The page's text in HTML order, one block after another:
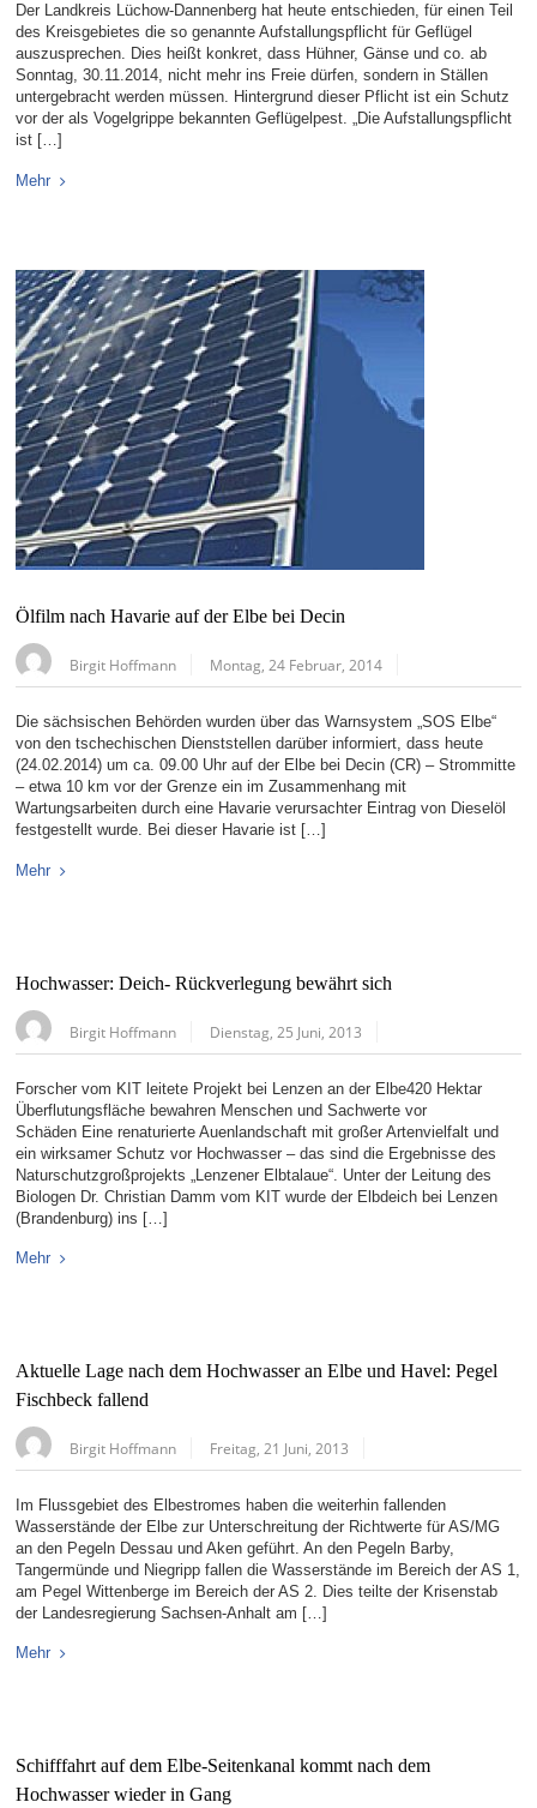
Der Landkreis Lüchow-Dannenberg hat heute entschieden, für einen Teil
des Kreisgebietes die so genannte Aufstallungspflicht für Geflügel
auszusprechen. Dies heißt konkret, dass Hühner, Gänse und co. ab
Sonntag, 30.11.2014, nicht mehr ins Freie dürfen, sondern in Ställen
untergebracht werden müssen. Hintergrund dieser Pflicht ist ein Schutz
vor der als Vogelgrippe bekannten Geflügelpest. „Die Aufstallungspflicht
ist […]
Mehr
Ölfilm nach Havarie auf der Elbe bei Decin
Birgit Hoffmann Montag, 24 Februar, 2014
Die sächsischen Behörden wurden über das Warnsystem „SOS Elbe“
von den tschechischen Dienststellen darüber informiert, dass heute
(24.02.2014) um ca. 09.00 Uhr auf der Elbe bei Decin (CR) – Strommitte
– etwa 10 km vor der Grenze ein im Zusammenhang mit
Wartungsarbeiten durch eine Havarie verursachter Eintrag von Dieselöl
festgestellt wurde. Bei dieser Havarie ist […]
Mehr
Hochwasser: Deich- Rückverlegung bewährt sich
Birgit Hoffmann Dienstag, 25 Juni, 2013
Forscher vom KIT leitete Projekt bei Lenzen an der Elbe420 Hektar
Überflutungsfläche bewahren Menschen und Sachwerte vor
Schäden Eine renaturierte Auenlandschaft mit großer Artenvielfalt und
ein wirksamer Schutz vor Hochwasser – das sind die Ergebnisse des
Naturschutzgroßprojekts „Lenzener Elbtalaue“. Unter der Leitung des
Biologen Dr. Christian Damm vom KIT wurde der Elbdeich bei Lenzen
(Brandenburg) ins […]
Mehr
Aktuelle Lage nach dem Hochwasser an Elbe und Havel: Pegel
Fischbeck fallend
Birgit Hoffmann Freitag, 21 Juni, 2013
Im Flussgebiet des Elbestromes haben die weiterhin fallenden
Wasserstände der Elbe zur Unterschreitung der Richtwerte für AS/MG
an den Pegeln Dessau und Aken geführt. An den Pegeln Barby,
Tangermünde und Niegripp fallen die Wasserstände im Bereich der AS 1,
am Pegel Wittenberge im Bereich der AS 2. Dies teilte der Krisenstab
der Landesregierung Sachsen-Anhalt am […]
Mehr
Schifffahrt auf dem Elbe-Seitenkanal kommt nach dem
Hochwasser wieder in Gang